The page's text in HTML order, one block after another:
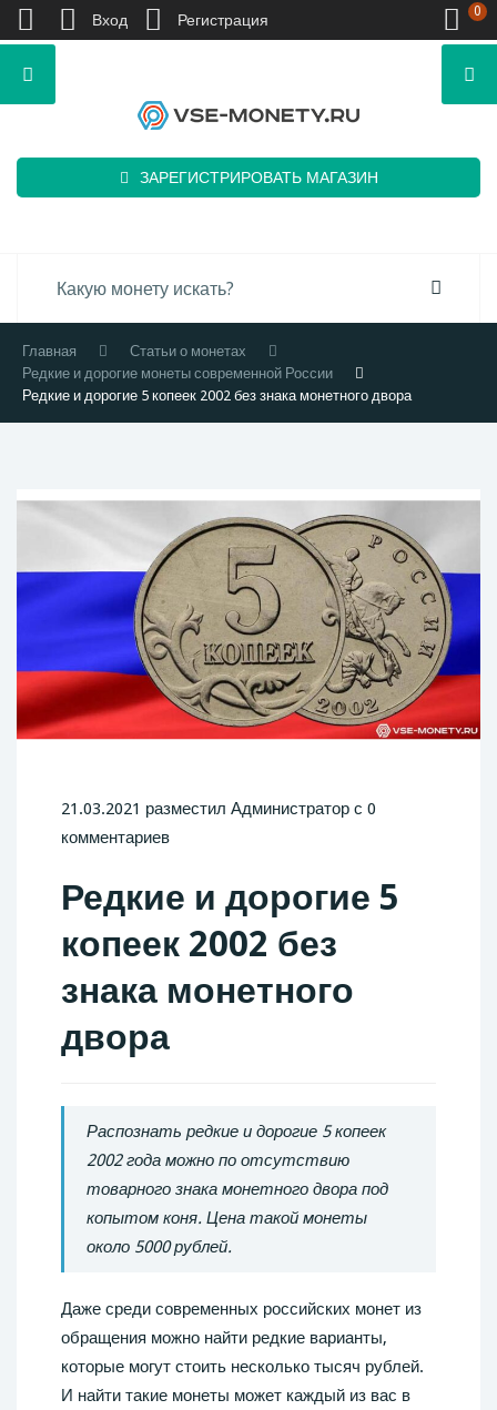
ЗАРЕГИСТРИРОВАТЬ МАГАЗИН
Главная
Статьи о монетах
Редкие и дорогие монеты современной России
Редкие и дорогие 5 копеек 2002 без знака монетного двора
21.03.2021 разместил Администратор с 0
комментариев
Редкие и дорогие 5
копеек 2002 без
знака монетного
двора
Распознать редкие и дорогие 5 копеек
2002 года можно по отсутствию
товарного знака монетного двора под
копытом коня. Цена такой монеты
около 5000 рублей.
Даже среди современных российских монет из
обращения можно найти редкие варианты,
которые могут стоить несколько тысяч рублей.
И найти такие монеты может каждый из вас в
Вход Регистрация 0